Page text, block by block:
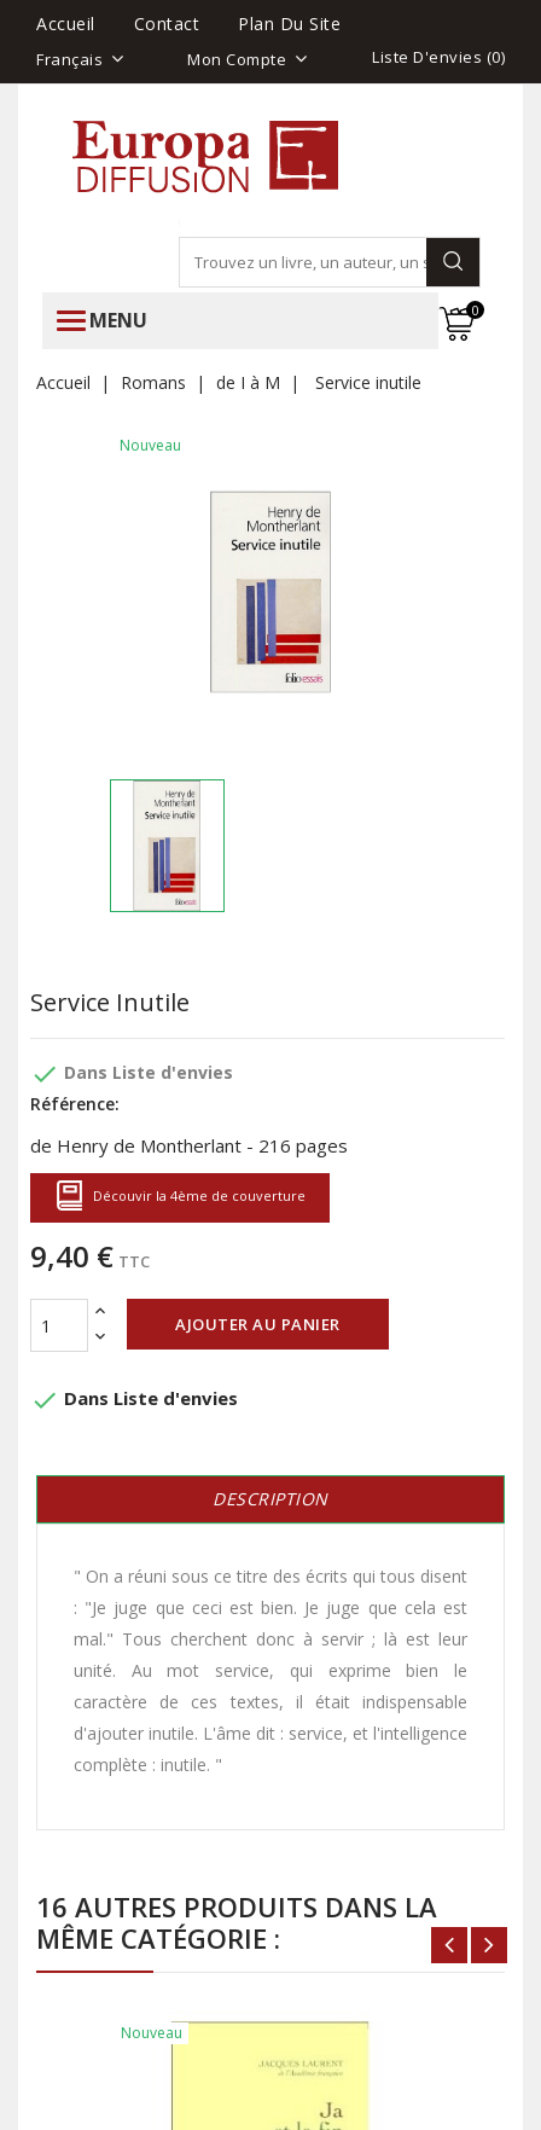
Accueil Contact Plan Du Site
Français Mon Compte Liste D'envies (0)
MENU 0
Accueil Romans de I à M Service inutile
Nouveau
Service Inutile
done Dans Liste d'envies
Référence:
de Henry de Montherlant - 216 pages
Découvir la 4ème de couverture
9,40 € TTC
AJOUTER AU PANIER
done Dans Liste d'envies
DESCRIPTION
" On a réuni sous ce titre des écrits qui tous disent
: "Je juge que ceci est bien. Je juge que cela est
mal." Tous cherchent donc à servir ; là est leur
unité. Au mot service, qui exprime bien le
caractère de ces textes, il était indispensable
d'ajouter inutile. L'âme dit : service, et l'intelligence
complète : inutile. "
16 AUTRES PRODUITS DANS LA
MÊME CATÉGORIE :
Nouveau